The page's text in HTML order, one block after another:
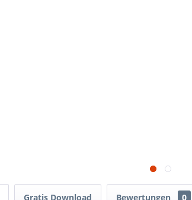
Gratis Download Bewertungen 0